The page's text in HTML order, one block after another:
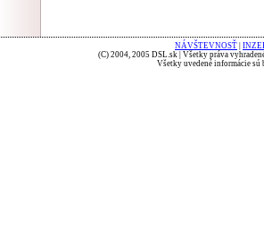
NÁVŠTEVNOSŤ
(C) 2004, 2005 DSL.sk | Všetky práva
Všetky uvedené informácie sú